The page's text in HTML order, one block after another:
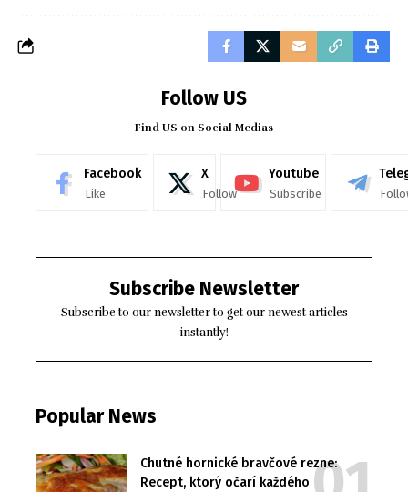
Follow US
Find US on Social Medias
Facebook
Like
X
Follow
Youtube
Subscribe
Subscribe Newsletter
Subscribe to our newsletter to get our newest articles
instantly!
Popular News
Chutné hornické bravčové rezne:
Recept, ktorý očarí každého